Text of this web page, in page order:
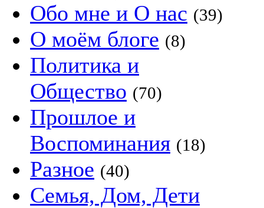
Обо мне и О нас (39)
О моём блоге (8)
Политика и
Общество (70)
Прошлое и
Воспоминания (18)
Разное (40)
Семья, Дом, Дети